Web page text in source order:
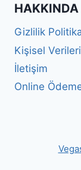
HAKKINDA
Gizlilik
Kişisel
İletişim
Online